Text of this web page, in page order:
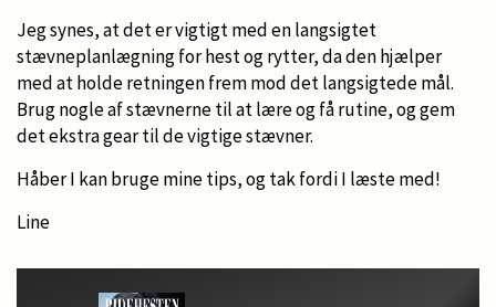
Jeg synes, at det er vigtigt med en langsigtet
stævneplanlægning for hest og rytter, da den hjælper
med at holde retningen frem mod det langsigtede mål.
Brug nogle af stævnerne til at lære og få rutine, og gem
det ekstra gear til de vigtige stævner.
Håber I kan bruge mine tips, og tak fordi I læste med!
Line